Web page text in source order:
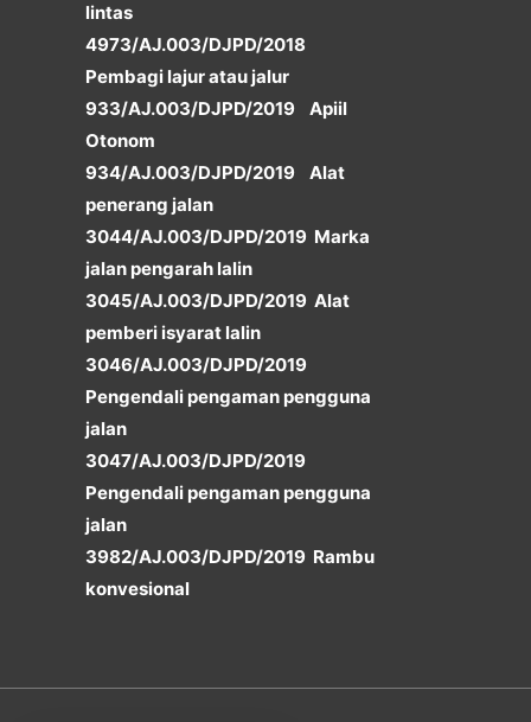
lintas
4973/AJ.003/DJPD/2018
Pembagi lajur atau jalur
933/AJ.003/DJPD/2019 Apiil
Otonom
934/AJ.003/DJPD/2019 Alat
penerang jalan
3044/AJ.003/DJPD/2019 Marka
jalan pengarah lalin
3045/AJ.003/DJPD/2019 Alat
pemberi isyarat lalin
3046/AJ.003/DJPD/2019
Pengendali pengaman pengguna
jalan
3047/AJ.003/DJPD/2019
Pengendali pengaman pengguna
jalan
3982/AJ.003/DJPD/2019 Rambu
konvesional